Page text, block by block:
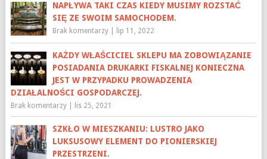
NAPŁYWA TAKI CZAS KIEDY MUSIMY ROZSTAĆ
SIĘ ZE SWOIM SAMOCHODEM.
Brak komentarzy| lip 11, 2022
KAŻDY WŁAŚCICIEL SKLEPU MA ZOBOWIĄZANIE
POSIADANIA DRUKARKI FISKALNEJ KONIECZNA
JEST W PRZYPADKU PROWADZENIA
DZIAŁALNOŚCI GOSPODARCZEJ.
Brak komentarzy| lis 25, 2021
SZKŁO W MIESZKANIU: LUSTRO JAKO
LUKSUSOWY ELEMENT DO PIONIERSKIEJ
PRZESTRZENI.